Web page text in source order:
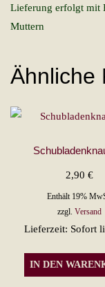
Lieferung erfolgt mit
Muttern
Ähnliche
2,90€
Enthält 19%
zzgl.Versand
Lieferzeit: Sofort
IN DEN